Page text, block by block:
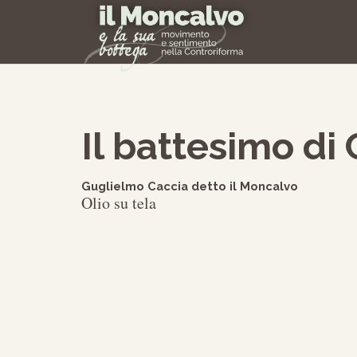
Il battesimo di
Guglielmo Caccia detto il Moncalvo
Olio su tela